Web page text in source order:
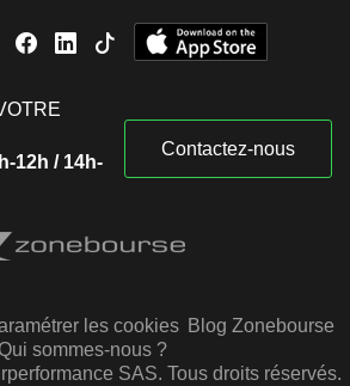
12h / 14h-
Contactez-nous
les cookies Blog Zonebourse
sommes-nous ?
SAS. Tous droits réservés.